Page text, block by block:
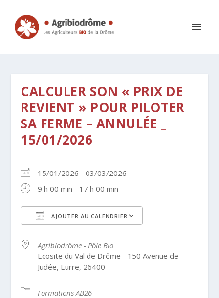
CALCULER SON « PRIX DE
REVIENT » POUR PILOTER
SA FERME – ANNULÉE _
15/01/2026
15/01/2026 - 03/03/2026
9 h 00 min - 17 h 00 min
AJOUTER AU CALENDRIER
Agribiodrôme - Pôle Bio
Ecosite du Val de Drôme - 150 Avenue de
Judée, Eurre, 26400
Formations AB26